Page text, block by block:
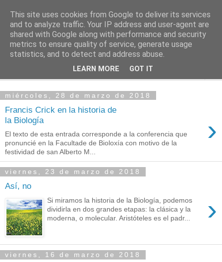
PASEANTE SILENCIOSO
Blog personal de Emilio Valadé del Río
miércoles, 28 de marzo de 2018
Francis Crick en la historia de
la Biología
›
El texto de esta entrada corresponde a la conferencia que
pronuncié en la Facultade de Bioloxía con motivo de la
festividad de san Alberto M...
viernes, 23 de marzo de 2018
Así, no
›
Si miramos la historia de la Biología, podemos
dividirla en dos grandes etapas: la clásica y la
moderna, o molecular. Aristóteles es el padr...
viernes, 16 de marzo de 2018
This site uses cookies from Google to deliver its services
and to analyze traffic. Your IP address and user-agent are
shared with Google along with performance and security
metrics to ensure quality of service, generate usage
statistics, and to detect and address abuse.
LEARN MORE GOT IT